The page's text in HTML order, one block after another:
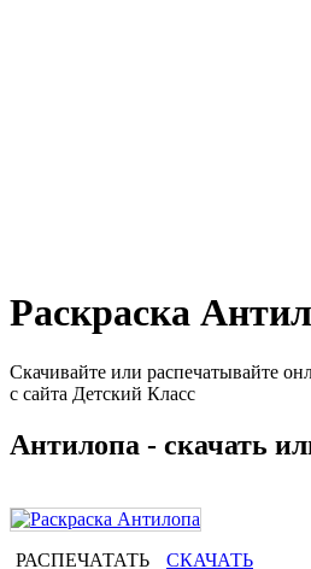
Раскраска
Скачивайте или распечатывайте
с сайта Детский Класс
Антилопа - скачать
РАСПЕЧАТАТЬ
СКАЧАТЬ